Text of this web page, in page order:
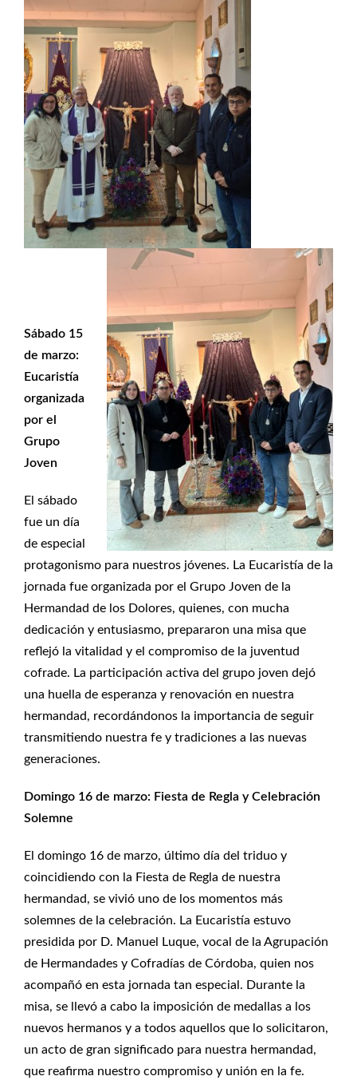
Sábado 15
de marzo:
Eucaristía
organizada
por el
Grupo
Joven
El sábado
fue un día
de especial
protagonismo para nuestros jóvenes. La Eucaristía de la
jornada fue organizada por el Grupo Joven de la
Hermandad de los Dolores, quienes, con mucha
dedicación y entusiasmo, prepararon una misa que
reflejó la vitalidad y el compromiso de la juventud
cofrade. La participación activa del grupo joven dejó
una huella de esperanza y renovación en nuestra
hermandad, recordándonos la importancia de seguir
transmitiendo nuestra fe y tradiciones a las nuevas
generaciones.
Domingo 16 de marzo: Fiesta de Regla y Celebración
Solemne
El domingo 16 de marzo, último día del triduo y
coincidiendo con la Fiesta de Regla de nuestra
hermandad, se vivió uno de los momentos más
solemnes de la celebración. La Eucaristía estuvo
presidida por D. Manuel Luque, vocal de la Agrupación
de Hermandades y Cofradías de Córdoba, quien nos
acompañó en esta jornada tan especial. Durante la
misa, se llevó a cabo la imposición de medallas a los
nuevos hermanos y a todos aquellos que lo solicitaron,
un acto de gran significado para nuestra hermandad,
que reafirma nuestro compromiso y unión en la fe.